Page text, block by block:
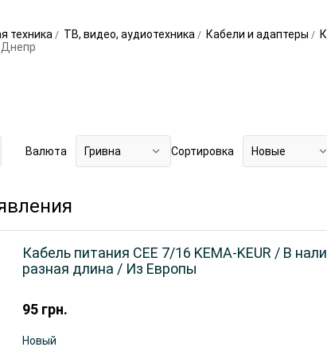
техника ТВ, видео, аудиотехника Кабели и адаптеры
Днепр
Валюта Гривна Сортировка Новые
95 грн.
Кабель питания CEE 7/16 KEMA-KEUR / В
разная длина / Из Европы
Новый